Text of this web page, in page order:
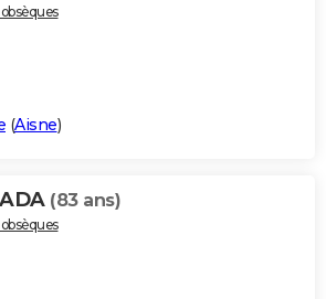
(Aisne)
(83 ans)